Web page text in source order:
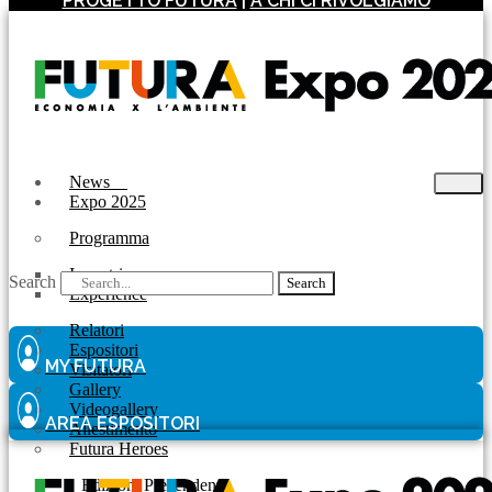
News
Expo 2025
Programma
Incontri
Experience
Relatori
Espositori
Visitatori
Gallery
Videogallery
Allestimento
Futura Heroes
| Edizioni Precendenti
Search Search
MY FUTURA
AREA ESPOSITORI